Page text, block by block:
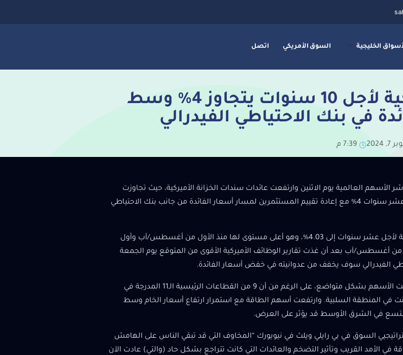
الخليجية السوق الأمريكي اتصل
العائد على سندات الخزانة الأميركية لأجل 10 سنوات يتجاوز 4% وسط
في بنك الاحتياطي الفيدرالي
7, 2024 7:39 م
الأسهم العالمية يوم الاثنين وارتفعت عائدات سندات الخزانة الأميركية، حيث تجاوزت
السندات القياسية لأجل عشر سنوات 4% مع إعادة تقييم المستثمرين لمسار أسعار الفائدة من جانب بنك الاحتياطي
ارتفعت السندات الأميركية لأجل عشر سنوات إلى 4.03%، وهو أعلى مستوى لها منذ الأول من أغسطس/آب وأول
منذ الثامن من أغسطس/آب بعد أن غذت تقارير الوظائف الأميركية الأقوى من المتوقع يوم الجمعة
الفيدرالي سوف يخفف من عدوانيته في خفض أسعار الفائدة.
وفي وول ستريت، انخفضت الأسهم بشكل متواضع، على الرغم من أن 9 من القطاعات الرئيسية الـ11 المدرجة في
في المنطقة السلبية. وارتفعت أسهم الطاقة مع استمرار ارتفاع أسعار الخام وسط
في الشرق الأوسط قد يؤثر على العرض.
السوق في بي رايلي ويلث في نيويورك “المخاوف التي قد تبقي الناس على الهامش
في الأمد القريب وتأثير التضخم والعائدات التي كانت تتراجع بشكل حاد (والتي) عادت الآن